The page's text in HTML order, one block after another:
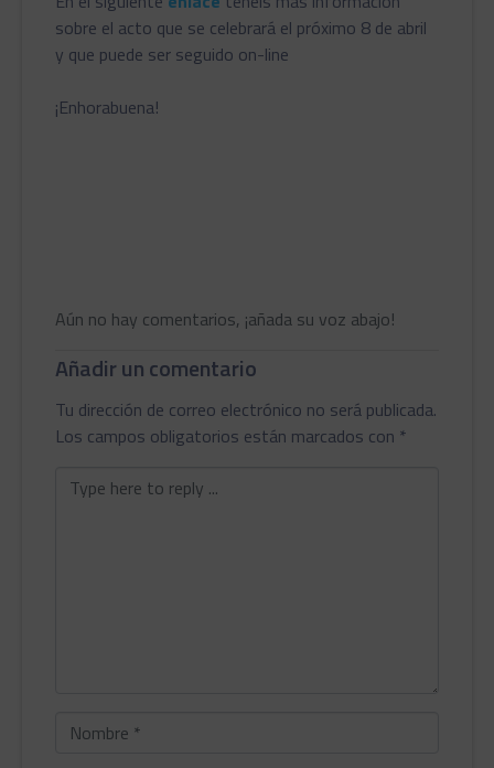
sobre el acto que se celebrará el próximo 8 de abril
y que puede ser seguido on-line
¡Enhorabuena!
Aún no hay comentarios, ¡añada su voz abajo!
Añadir un comentario
Tu dirección de correo electrónico no será publicada.
Los campos obligatorios están marcados con *
Comentario
Nombre